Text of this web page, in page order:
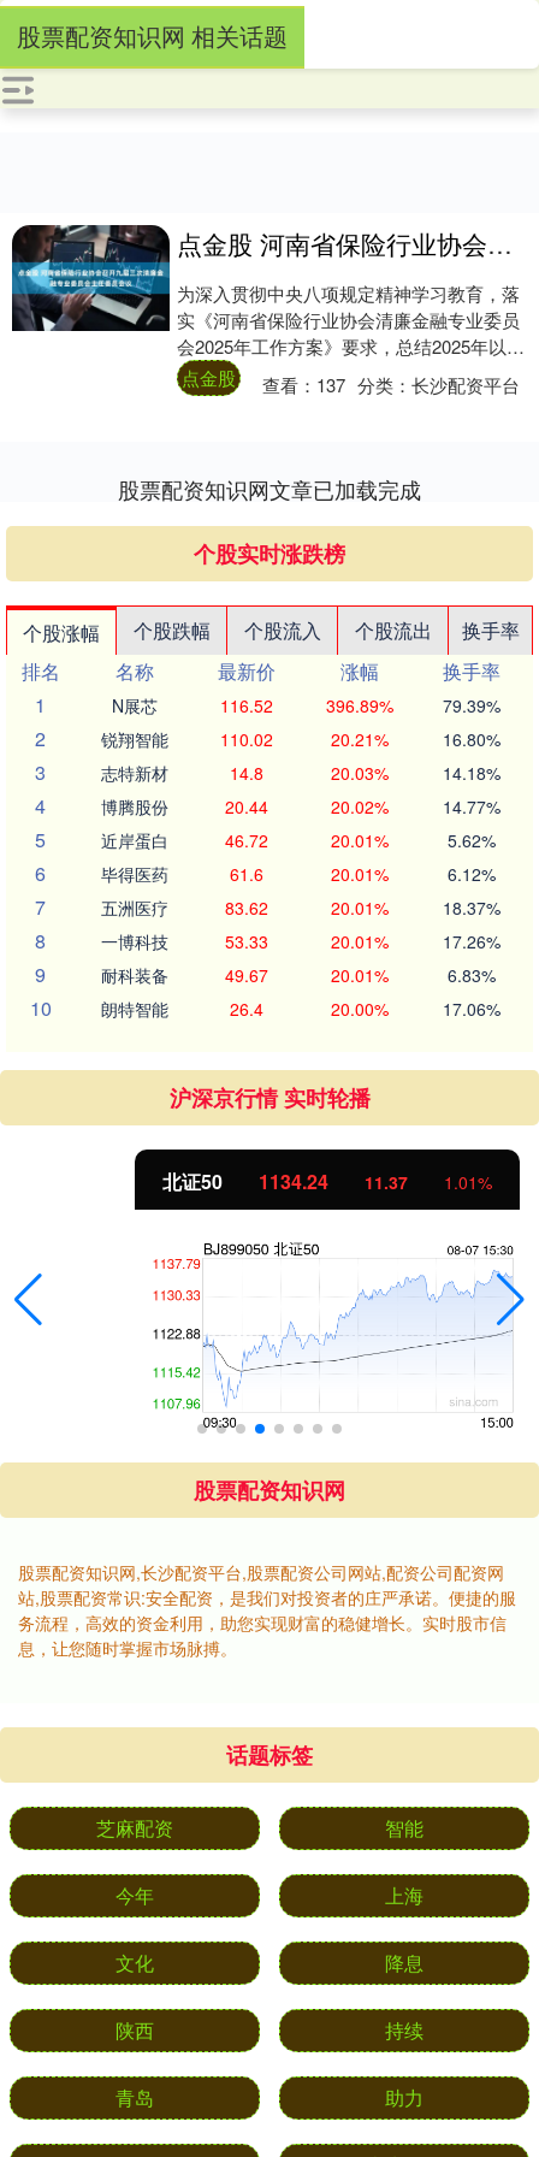
股票配资知识网 相关话题
点金股 河南省保险行业协会召开九届三次清廉金融专业委员会主任委员会议
为深入贯彻中央八项规定精神学习教育，落
实《河南省保险行业协会清廉金融专业委员
会2025年工作方案》要求，总结2025年以来
清廉金融工作开展情况，安排部署下一阶
段....
点金股 查看： 137 分类：长沙配资平台
股票配资知识网文章已加载完成
个股实时涨跌榜
个股涨幅 个股跌幅 个股流入 个股流出
换手率
排名
名称 最新价 涨幅
换手率
1
N展芯 116.52 396.89% 79.39%
2 锐翔智能 110.02 20.21% 16.80%
3 志特新材 14.8 20.03% 14.18%
4 博腾股份 20.44 20.02% 14.77%
5 近岸蛋白 46.72 20.01% 5.62%
6 毕得医药 61.6 20.01% 6.12%
7 五洲医疗 83.62 20.01% 18.37%
8 一博科技 53.33 20.01% 17.26%
9 耐科装备 49.67 20.01% 6.83%
10 朗特智能 26.4 20.00% 17.06%
沪深京行情 实时轮播
北证50 1134.24 11.37 1.01%
股票配资知识网
股票配资知识网,长沙配资平台,股票配资公司网站,配资公司配资网
站,股票配资常识:安全配资，是我们对投资者的庄严承诺。便捷的服
务流程，高效的资金利用，助您实现财富的稳健增长。实时股市信
息，让您随时掌握市场脉搏。
话题标签
芝麻配资 智能
今年 上海
文化 降息
陕西 持续
青岛 助力